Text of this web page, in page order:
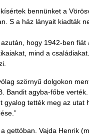
bennünket a
S a ház lányait kiadták
hogy 1942-ben fiát
mind a
szörnyű dolgokon
agyba-főbe
tették meg az utat
gettóban. Vajda Henrik